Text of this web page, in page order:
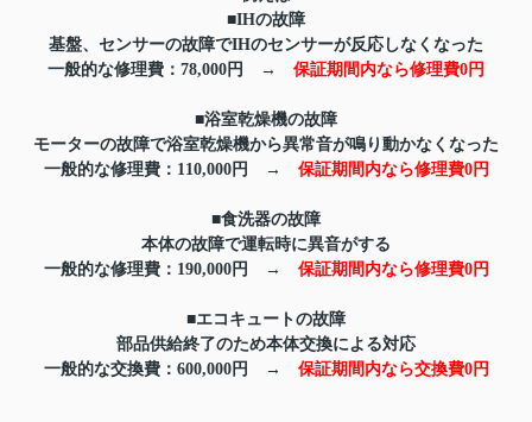
■IHの故障
基盤、センサーの故障でIHのセンサーが反応しなくなった
一般的な修理費：78,000円 → 保証期間内なら修理費0円
■浴室乾燥機の故障
モーターの故障で浴室乾燥機から異常音が鳴り動かなくなった
一般的な修理費：110,000円 → 保証期間内なら修理費0円
■食洗器の故障
本体の故障で運転時に異音がする
一般的な修理費：190,000円 → 保証期間内なら修理費0円
■エコキュートの故障
部品供給終了のため本体交換による対応
一般的な交換費：600,000円 → 保証期間内なら交換費0円